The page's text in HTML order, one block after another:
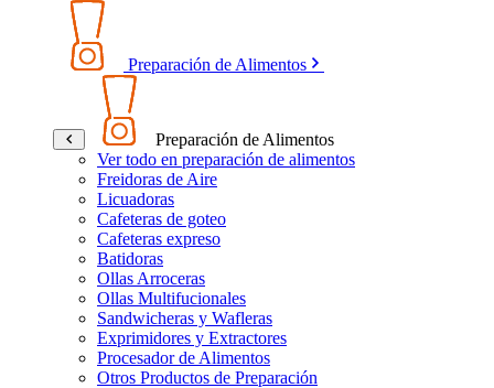
Preparación de Alimentos
Preparación de Alimentos
Ver todo en preparación de alimentos
Freidoras de Aire
Licuadoras
Cafeteras de goteo
Cafeteras expreso
Batidoras
Ollas Arroceras
Ollas Multifucionales
Sandwicheras y Wafleras
Exprimidores y Extractores
Procesador de Alimentos
Otros Productos de Preparación